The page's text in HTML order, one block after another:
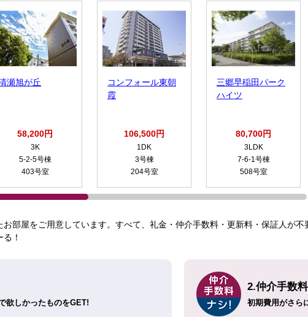
瀬旭が丘
58,200円
3K
5-2-5号棟
403号室
コンフォール東朝
霞
106,500円
1DK
3号棟
204号室
三郷早稲田パーク
ハイツ
80,700円
3LDK
7-6-1号棟
508号室
部屋をご用意しています。すべて、礼金・仲介手数料・更新料・保証人が
！
欲しかったものをGET!
2.仲介手数料
初期費用がさら